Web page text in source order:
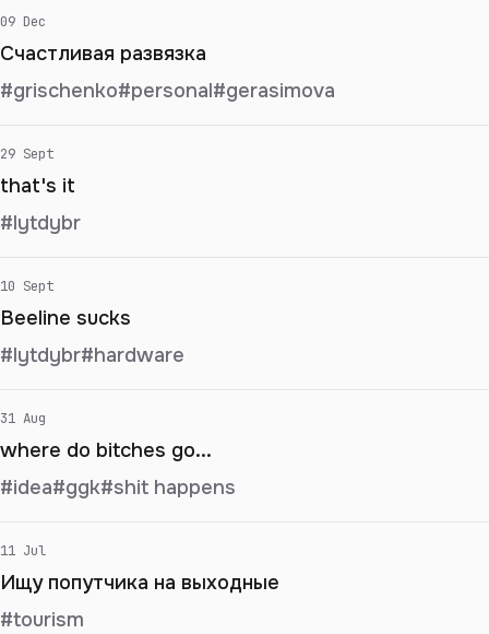
09 Dec
Счастливая развязка
#grischenko#personal#gerasimova
29 Sept
that's it
#lytdybr
10 Sept
Beeline sucks
#lytdybr#hardware
31 Aug
where do bitches go...
#idea#ggk#shit happens
11 Jul
Ищу попутчика на выходные
#tourism